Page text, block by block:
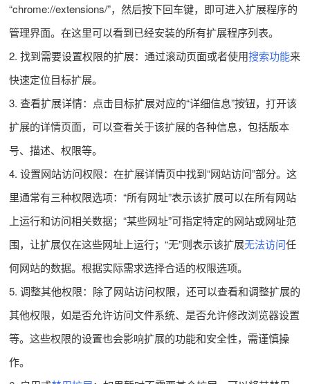
“chrome://extensions/”，然后按下回车键，即可进入扩展程序的
管理界面。在这里可以看到已经安装的所有扩展程序列表。
2. 找到需要设置权限的扩展：通过滚动页面或者使用搜索功能来
快速定位目标扩展。
3. 查看扩展详情：点击目标扩展对应的“详细信息”按钮，打开该
扩展的详情页面，可以查看关于该扩展的各种信息，包括版本
号、描述、权限等。
4. 设置网站访问权限：在扩展详情页中找到“网站访问”部分。这
里通常有三种权限选项：“所有网址”表示该扩展可以在所有网站
上运行和访问相关数据；“某些网址”可指定特定的网站或网址范
围，让扩展仅在这些网址上运行；“无”则表示该扩展无法访问任
何网站的数据。根据实际需求选择合适的权限选项。
5. 调整其他权限：除了网站访问权限，还可以查看和调整扩展的
其他权限，如是否允许访问文件系统、是否允许修改浏览器设置
等。这些权限的设置也会影响扩展的功能和安全性，需谨慎操
作。